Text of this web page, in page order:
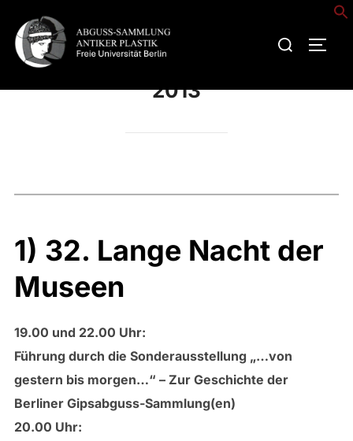
Inhalt
springen
Suchen
2013
1) 32. Lange Nacht der
Museen
19.00 und 22.00 Uhr:
Führung durch die Sonderausstellung „…von
gestern bis morgen…“ – Zur Geschichte der
Berliner Gipsabguss-Sammlung(en)
20.00 Uhr: